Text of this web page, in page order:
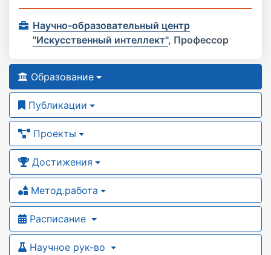
Научно-образовательный центр
"Искусственный интеллект", Профессор
Образование
Публикации
Проекты
Достижения
Метод.работа
Расписание
Научное рук-во